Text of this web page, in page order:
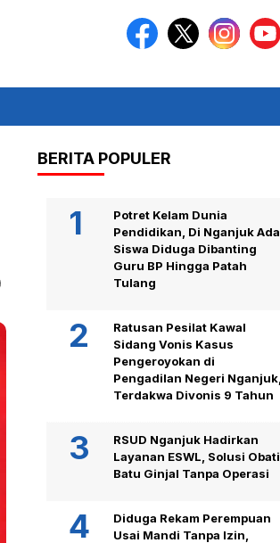
BERITA POPULER
Potret Kelam Dunia
Pendidikan, Di Nganjuk Ada
Siswa Diduga Dibanting
Guru BP Hingga Patah
Tulang
Ratusan Pesilat Kawal
Sidang Vonis Kasus
Pengeroyokan di
Pengadilan Negeri Nganjuk,
Terdakwa Divonis 9 Tahun
RSUD Nganjuk Hadirkan
Layanan ESWL, Solusi Obati
Batu Ginjal Tanpa Operasi
Diduga Rekam Perempuan
Usai Mandi Tanpa Izin,